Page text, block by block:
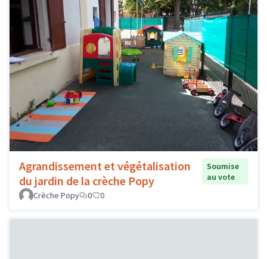
Agrandissement et végétalisation
du jardin de la crèche Popy
Soumise
au vote
Crèche Popy
0 0